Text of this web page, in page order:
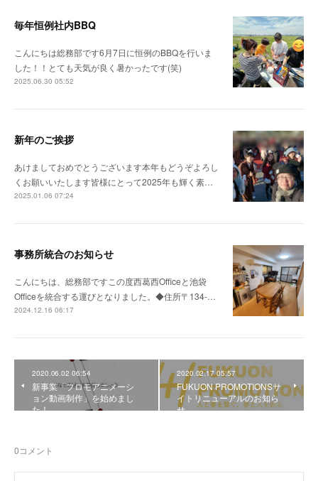
毎年恒例社内BBQ
こんにちは総務部です6月7日に恒例のBBQを行いま
した！！とても天気が良く暑かったです(笑)
2025.06.30 05:52
新年のご挨拶
あけましておめでとうございます本年もどうぞよろし
くお願いいたします皆様にとって2025年も輝く素…
2025.01.06 07:24
事務所統合のお知らせ
こんにちは、総務部ですこの度西葛西Officeと池袋
Officeを統合する運びとなりました。◆住所〒134-…
2024.12.16 06:17
2020.06.02 06:54
新事業「プロモアニメーシ
ョン動画制作」を始めまし
た！
2020.02.17 05:57
FUKUON PROMOTIONSサ
イトリニューアルのお知ら
せ。
0コメント